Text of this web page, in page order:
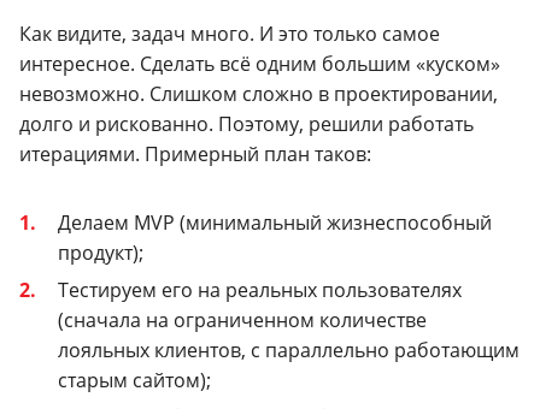
Как видите, задач много. И это только самое
интересное. Сделать всё одним большим «куском»
невозможно. Слишком сложно в проектировании,
долго и рискованно. Поэтому, решили работать
итерациями. Примерный план таков:
Делаем MVP (минимальный жизнеспособный
продукт);
Тестируем его на реальных пользователях
(сначала на ограниченном количестве
лояльных клиентов, с параллельно работающим
старым сайтом);